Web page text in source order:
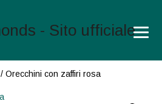
/ Orecchini con zaffiri rosa